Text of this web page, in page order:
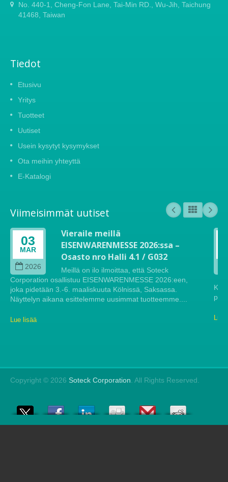
No. 440-1, Cheng-Fon Lane, Tai-Min RD., Wu-Jih, Taichung
41468, Taiwan
Tiedot
Etusivu
Yritys
Tuotteet
Uutiset
Usein kysytyt kysymykset
Ota meihin yhteyttä
E-Katalogi
Viimeisimmät uutiset
03
MAR
2026
Vieraile meillä
EISENWARENMESSE 2026:ssa –
Osasto nro Halli 4.1 / G032
Meillä on ilo ilmoittaa, että Soteck
Corporation osallistuu EISENWARENMESSE 2026:een,
joka pidetään 3.-6. maaliskuuta Kölnissä, Saksassa.
Näyttelyn aikana esittelemme uusimmat tuotteemme....
Lue lisää Lue
Copyright © 2026 Soteck Corporation. All Rights Reserved.